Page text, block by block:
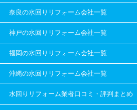
奈良の水回りリフォーム会社一覧
神戸の水回りリフォーム会社一覧
福岡の水回りリフォーム会社一覧
沖縄の水回りリフォーム会社一覧
水回りリフォーム業者口コミ・評判まとめ